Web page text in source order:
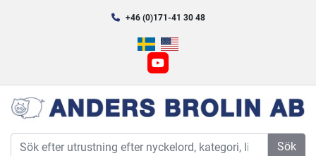
+46 (0)171-41 30 48
youtube
Sök